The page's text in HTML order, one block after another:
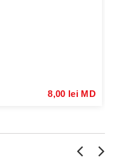
8,00 lei MD